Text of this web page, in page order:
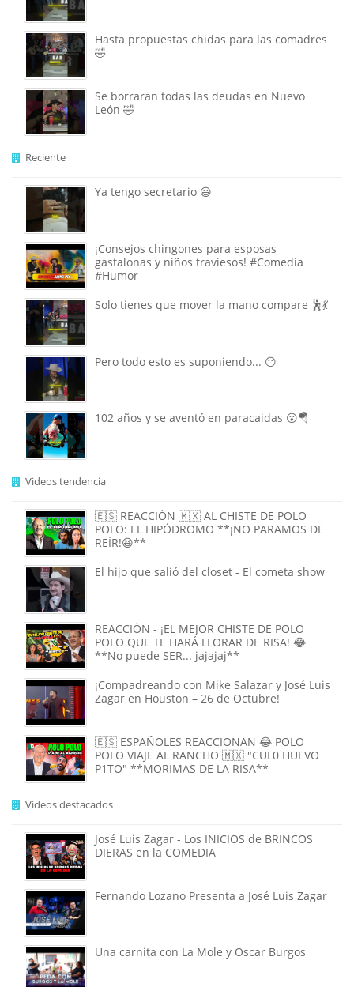
Hasta propuestas chidas para las comadres
🤣
Se borraran todas las deudas en Nuevo
León 🤣
Reciente
Ya tengo secretario 😃
¡Consejos chingones para esposas
gastalonas y niños traviesos! #Comedia
#Humor
Solo tienes que mover la mano compare 🕺💃
Pero todo esto es suponiendo... 😶
102 años y se aventó en paracaidas 😮🪂
Videos tendencia
🇪🇸 REACCIÓN 🇲🇽 AL CHISTE DE POLO
POLO: EL HIPÓDROMO **¡NO PARAMOS DE
REÍR!😆**
El hijo que salió del closet - El cometa show
REACCIÓN - ¡EL MEJOR CHISTE DE POLO
POLO QUE TE HARÁ LLORAR DE RISA! 😂
**No puede SER... jajajaj**
¡Compadreando con Mike Salazar y José Luis
Zagar en Houston – 26 de Octubre!
🇪🇸 ESPAÑOLES REACCIONAN 😂 POLO
POLO VIAJE AL RANCHO 🇲🇽 "CUL0 HUEVO
P1TO" **MORIMAS DE LA RISA**
Videos destacados
José Luis Zagar - Los INICIOS de BRINCOS
DIERAS en la COMEDIA
Fernando Lozano Presenta a José Luis Zagar
Una carnita con La Mole y Oscar Burgos